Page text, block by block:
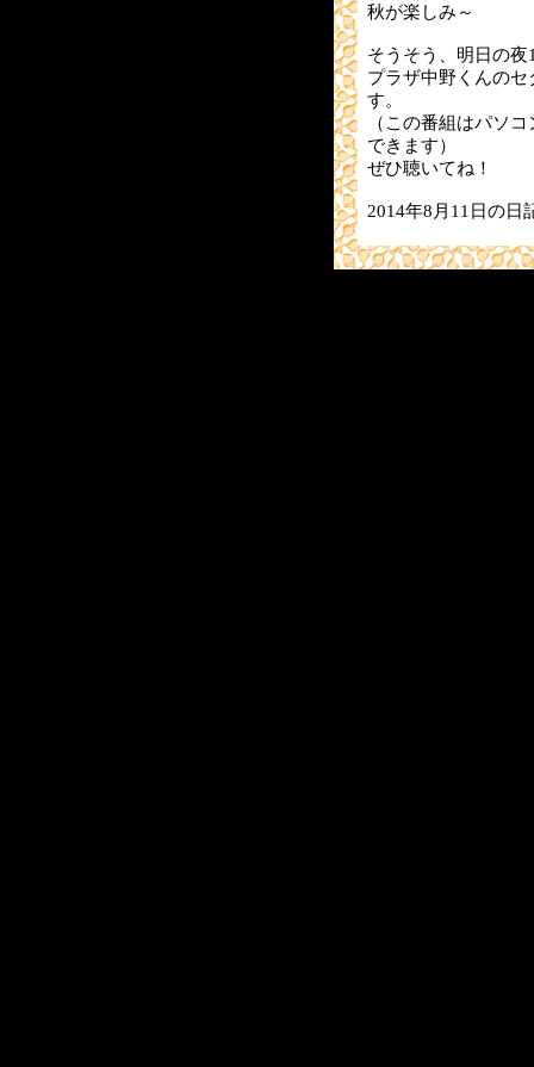
秋が楽しみ～
そうそう、明日の
プラザ中野くんの
す。
（この番組はパソ
できます）
ぜひ聴いてね！
2014年8月11日の日